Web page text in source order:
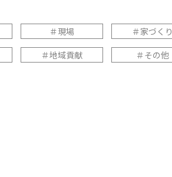
＃現場 ＃家づくり
＃地域貢献 ＃その他